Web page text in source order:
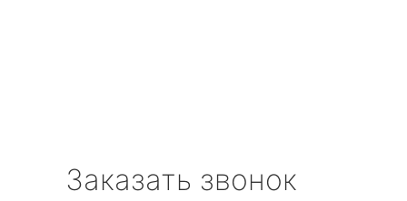
Заказать звонок